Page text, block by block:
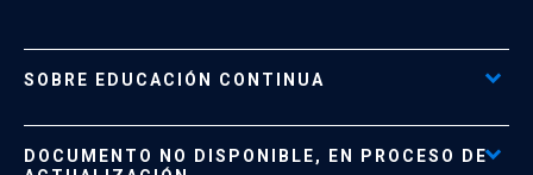
SOBRE EDUCACIÓN CONTINUA
DOCUMENTO NO DISPONIBLE, EN PROCESO DE